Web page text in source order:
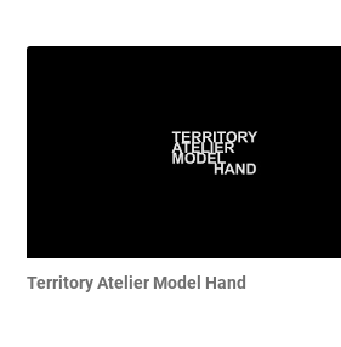
Territory Atelier Model Hand